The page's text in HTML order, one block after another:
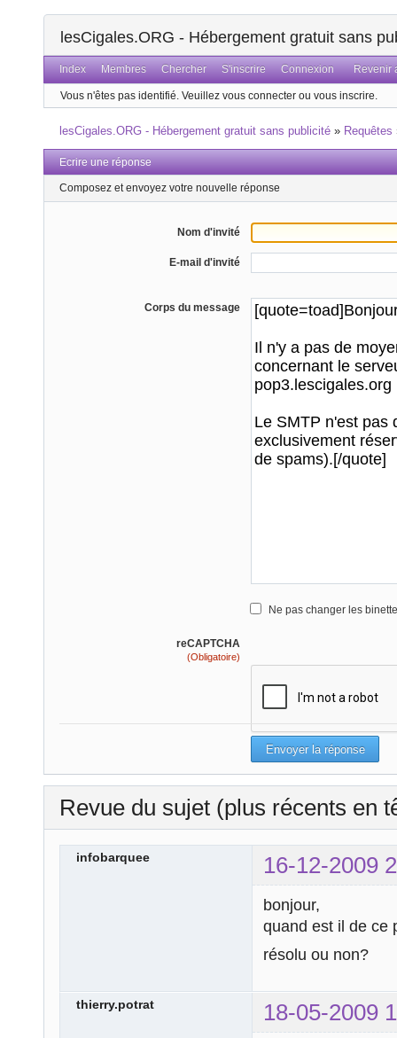
lesCigales.ORG - Hébergement gratuit sans
Index Membres Chercher S'inscrire Connexion Revenir
Vous n'êtes pas identifié. Veuillez vous connecter ou vous inscrire.
lesCigales.ORG - Hébergement gratuit sans publicité » Requêtes
Ecrire une réponse
Composez et envoyez votre nouvelle réponse
Nom d'invité
E-mail d'invité
Corps du message
Ne pas changer les
reCAPTCHA
(Obligatoire)
Revue du sujet (plus récents en
infobarquee 16-12-2009
bonjour,
quand est il de ce
résolu ou non?
thierry.potrat 18-05-2009